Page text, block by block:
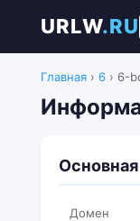
URLW.RU
Главная › 6 › 6-
Домен